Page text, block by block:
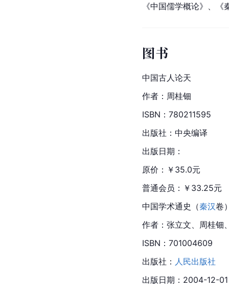
《中国儒学概论》、
图书
中国古人论天
作者：周桂钿
ISBN：780211595
出版社：中央编译
出版日期：
原价：￥35.0元
普通会员：￥33.25元
中国学术通史（秦汉卷
作者：张立文、周桂钿
ISBN：701004609
出版社： 人民出版社
出版日期：2004-12-01